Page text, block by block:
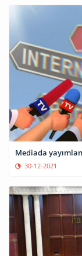
Mediada
30-12-2021